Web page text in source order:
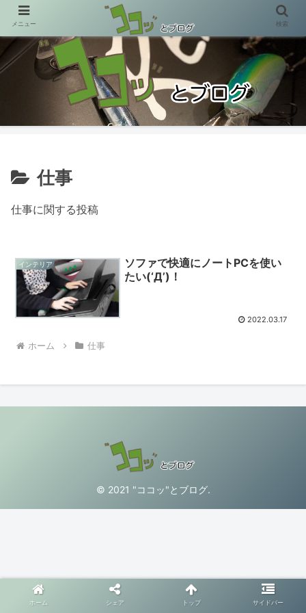
小さなアタリ…大きなヨロコビ(´ω`)
仕事
仕事に関する投稿
インテリア
ソファで快適にノートPCを使い
たい(‘Д’)！
2022.03.17
ホーム 仕事
© 2021 "ココッ"とブログ.
メニュー 検索
ホーム シェア トップ サイドバー